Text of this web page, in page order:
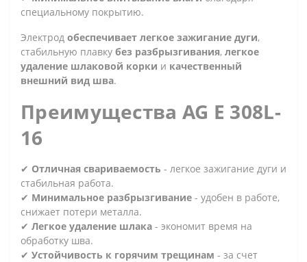
специальному покрытию.
Электрод обеспечивает легкое зажигание дуги,
стабильную плавку без разбрызгивания, легкое
удаление шлаковой корки и качественный
внешний вид шва.
Преимущества AG E 308L-
16
✔ Отличная свариваемость - легкое зажигание дуги и
стабильная работа.
✔ Минимальное разбрызгивание - удобен в работе,
снижает потери металла.
✔ Легкое удаление шлака - экономит время на
обработку шва.
✔ Устойчивость к горячим трещинам - за счет